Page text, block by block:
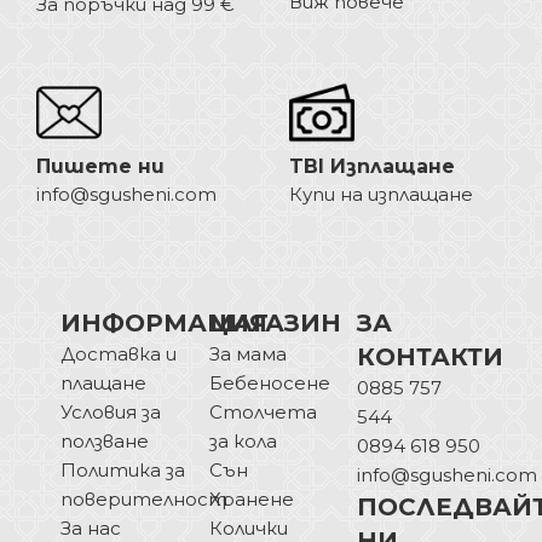
Пишете ни
info@sgusheni.com
TBI Изплащане
Купи на изплащане
ИНФОРМАЦИЯ
Доставка и
плащане
Условия за
ползване
Политика за
поверителност
За нас
МАГАЗИН
За мама
Бебеносене
Столчета
за кола
Сън
Хранене
Колички
ЗА
КОНТАКТИ
0885 757
544
0894 618 950
info@sgusheni.com